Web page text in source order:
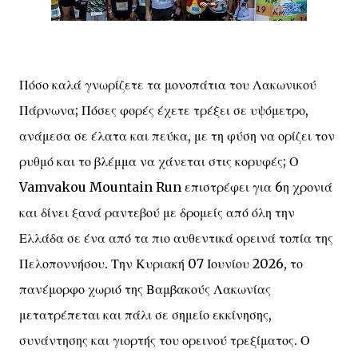
Πόσο καλά γνωρίζετε τα μονοπάτια του Λακωνικού
Πάρνωνα; Πόσες φορές έχετε τρέξει σε υψόμετρο,
ανάμεσα σε έλατα και πεύκα, με τη φύση να ορίζει τον
ρυθμό και το βλέμμα να χάνεται στις κορυφές; Ο
Vamvakou Mountain Run επιστρέφει για 6η χρονιά
και δίνει ξανά ραντεβού με δρομείς από όλη την
Ελλάδα σε ένα από τα πιο αυθεντικά ορεινά τοπία της
Πελοποννήσου. Την Κυριακή 07 Ιουνίου 2026, το
πανέμορφο χωριό της Βαμβακούς Λακωνίας
μετατρέπεται και πάλι σε σημείο εκκίνησης,
συνάντησης και γιορτής του ορεινού τρεξίματος. Ο